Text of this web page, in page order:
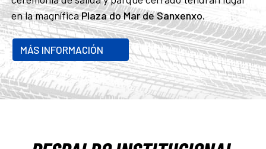
en la magníficaPlaza do Mar de Sanxenxo.
MÁS INFORMACIÓN